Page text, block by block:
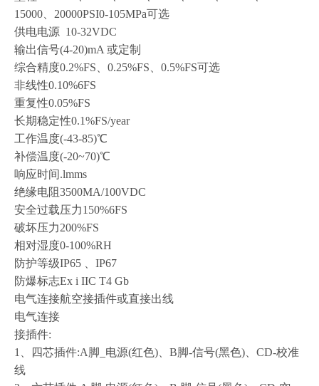
15000、20000PSI0-105MPa可选
供电电源 10-32VDC
输出信号(4-20)mA 或定制
综合精度0.2%FS、0.25%FS、0.5%FS可选
非线性0.10%6FS
重复性0.05%FS
长期稳定性0.1%FS/year
工作温度(-43-85)℃
补偿温度(-20~70)℃
响应时间.lmms
绝缘电阻3500MA/100VDC
安全过载压力150%6FS
破坏压力200%FS
相对湿度0-100%RH
防护等级IP65 、IP67
防爆标志Ex i IIC T4 Gb
电气连接航空接插件或直接出线
电气连接
接插件:
1、四芯插件:A脚_电源(红色)、B脚-信号(黑色)、CD-校准
线